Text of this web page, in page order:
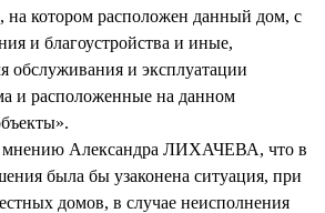
на котором расположен данный дом, с
и благоустройства и иные,
обслуживания и эксплуатации
и расположенные на данном
мнению Александра ЛИХАЧЕВА, что в
была бы узаконена ситуация, при
домов, в случае неисполнения